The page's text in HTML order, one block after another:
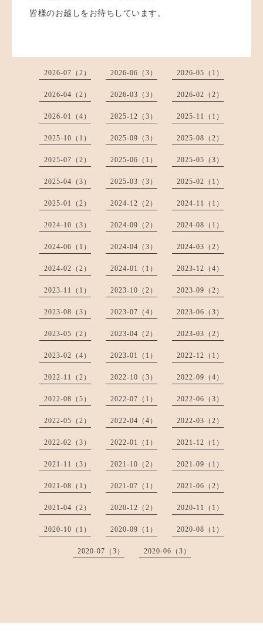
皆様のお越しをお待ちしています。
2026-07（2） 2026-06（3） 2026-05（1）
2026-04（2） 2026-03（3） 2026-02（2）
2026-01（4） 2025-12（3） 2025-11（1）
2025-10（1） 2025-09（3） 2025-08（2）
2025-07（2） 2025-06（1） 2025-05（3）
2025-04（3） 2025-03（3） 2025-02（1）
2025-01（2） 2024-12（2） 2024-11（1）
2024-10（3） 2024-09（2） 2024-08（1）
2024-06（1） 2024-04（3） 2024-03（2）
2024-02（2） 2024-01（1） 2023-12（4）
2023-11（1） 2023-10（2） 2023-09（2）
2023-08（3） 2023-07（4） 2023-06（3）
2023-05（2） 2023-04（2） 2023-03（2）
2023-02（4） 2023-01（1） 2022-12（1）
2022-11（2） 2022-10（3） 2022-09（4）
2022-08（5） 2022-07（1） 2022-06（3）
2022-05（2） 2022-04（4） 2022-03（2）
2022-02（3） 2022-01（1） 2021-12（1）
2021-11（3） 2021-10（2） 2021-09（1）
2021-08（1） 2021-07（1） 2021-06（2）
2021-04（2） 2020-12（2） 2020-11（1）
2020-10（1） 2020-09（1） 2020-08（1）
2020-07（3） 2020-06（3）